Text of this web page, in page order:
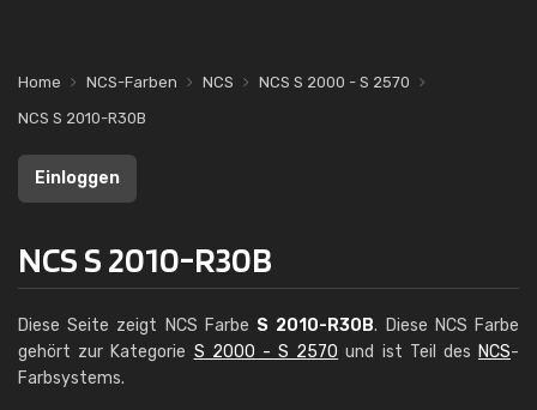
Home NCS-Farben NCS
NCS S 2000 - S 2570
NCS S 2010-R30B
Einloggen
NCS S 2010-R30B
Diese Seite zeigt NCS Farbe S 2010-R30B. Diese NCS Farbe
gehört zur Kategorie S 2000 - S 2570 und ist Teil des NCS-
Farbsystems.